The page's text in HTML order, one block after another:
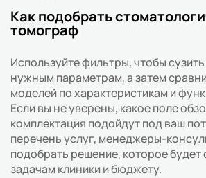
Как подобрать
томограф
Используйте фильтры, чтобы
нужным параметрам, а затем
моделей по характеристикам и
Если вы не уверены, какое поле
комплектация подойдут под ваш
перечень услуг, менеджеры-
подобрать решение, которое будет
задачам клиники и бюджету.